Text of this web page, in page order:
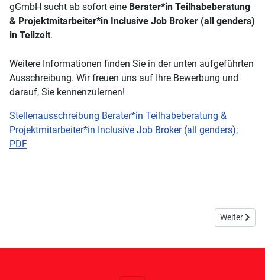
gGmbH sucht ab sofort eine Berater*in Teilhabeberatung
& Projektmitarbeiter*in Inclusive Job Broker (all genders)
in Teilzeit.
Weitere Informationen finden Sie in der unten aufgeführten
Ausschreibung. Wir freuen uns auf Ihre Bewerbung und
darauf, Sie kennenzulernen!
Stellenausschreibung Berater*in Teilhabeberatung &
Projektmitarbeiter*in Inclusive Job Broker (all genders);
PDF
Nächster
Weiter